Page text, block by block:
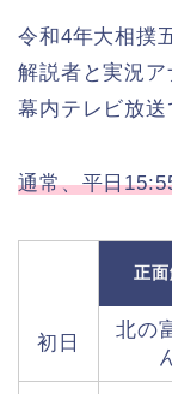
令和4年大相撲
解説者と実況ア
幕内テレビ放送
通常、平日
正
初日
北の